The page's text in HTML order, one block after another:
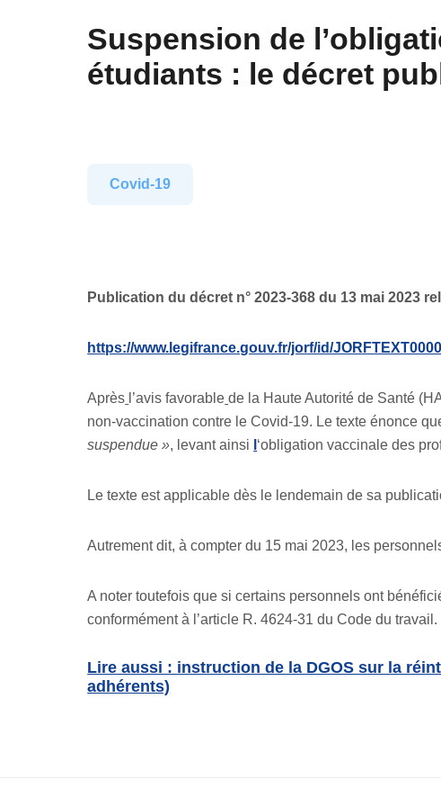
Suspension de
étudiants : le décret
Covid-19
Publication du décret n°2023-368 du 13 mai 2023
https://www.legifrance.gouv.fr/jorf/id/
Après l’avis favorable de la Haute Autorité de Santé
non-vaccination contre le Covid-19. Le texte énonce
suspendue », levant ainsi ‘obligation vaccinale des
Le texte est applicable dès le lendemain de sa
Autrement dit, à compter du 15 mai 2023, les
A noter toutefois que si certains personnels ont
conformément à l’article R. 4624-31 du Code du
Lire aussi : instruction de la DGOS sur la
adhérents)